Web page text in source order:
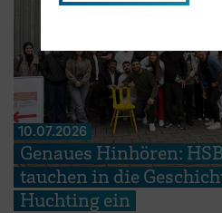
10.07.2026
Genaues Hinhören:
tauchen in die
Huchting ein